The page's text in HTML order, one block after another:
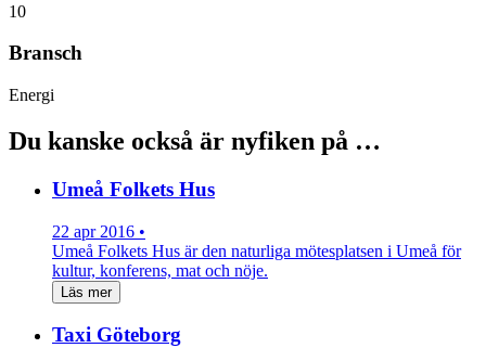
10
Bransch
Energi
Du kanske också är nyfiken på …
Umeå Folkets Hus
22 apr 2016 •
Umeå Folkets Hus är den naturliga mötesplatsen i Umeå för
kultur, konferens, mat och nöje.
Läs mer
Taxi Göteborg